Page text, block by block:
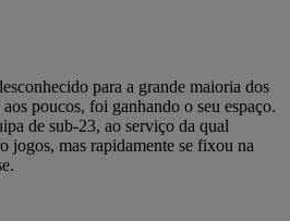
para a grande maioria dos
aos poucos, foi ganhando o seu espaço.
de sub-23, ao serviço da qual
jogos, mas rapidamente se fixou na